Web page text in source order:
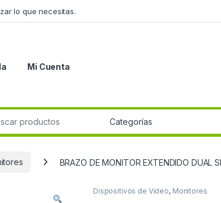
lo que necesitas.
Mi Cuenta
BRAZO DE MONITOR EXTENDIDO DUAL
Dispositivos de Video, Monitores